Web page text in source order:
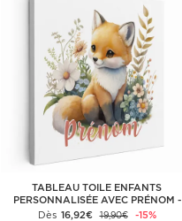
TABLEAU TOILE ENFANTS
PERSONNALISÉE AVEC PRÉNOM -
PETIT RENARD
Dès 16,92€ 19,90€ -15%